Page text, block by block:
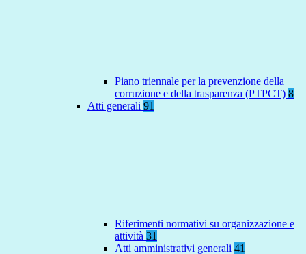
Piano triennale per la prevenzione della
corruzione e della trasparenza (PTPCT) 8
Atti generali 91
Riferimenti normativi su organizzazione e
attività 31
Atti amministrativi generali 41